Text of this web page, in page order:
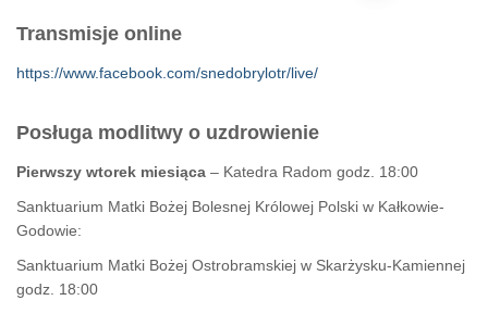
wpisów
Transmisje online
https://www.facebook.com/snedobrylotr/live/
Posługa modlitwy o uzdrowienie
Pierwszy wtorek miesiąca – Katedra Radom godz. 18:00
Sanktuarium Matki Bożej Bolesnej Królowej Polski w Kałkowie-
Godowie:
Sanktuarium Matki Bożej Ostrobramskiej w Skarżysku-Kamiennej
godz. 18:00